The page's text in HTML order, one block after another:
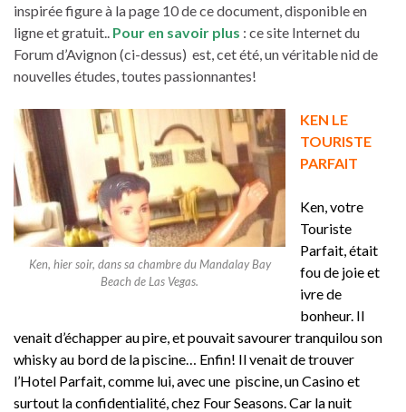
inspirée figure à la page 10 de ce document, disponible en
ligne et gratuit.. Pour en savoir plus : ce site Internet du
Forum d’Avignon (ci-dessus) est, cet été, un véritable nid de
nouvelles études, toutes passionnantes!
Ken, hier soir, dans sa chambre du Mandalay Bay
Beach de Las Vegas.
KEN LE
TOURISTE
PARFAIT
Ken, votre
Touriste
Parfait, était
fou de joie et
ivre de
bonheur. Il
venait d’échapper au pire, et pouvait savourer tranquilou son
whisky au bord de la piscine… Enfin! Il venait de trouver
l’Hotel Parfait, comme lui, avec une piscine, un Casino et
surtout la confidentialité, chez Four Seasons. Car la nuit